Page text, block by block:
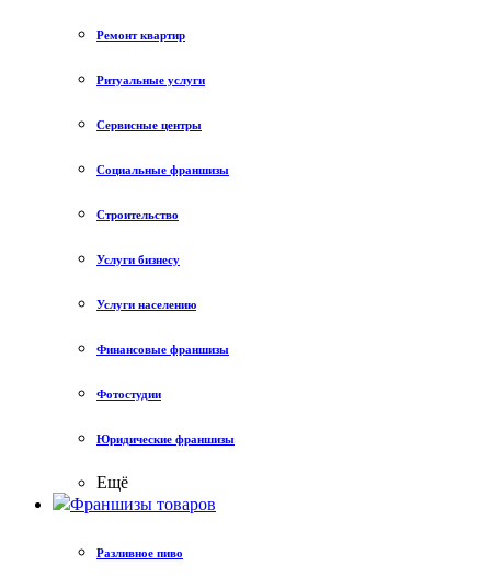
Ремонт квартир
Ритуальные услуги
Сервисные центры
Социальные франшизы
Строительство
Услуги бизнесу
Услуги населению
Финансовые франшизы
Фотостудии
Юридические франшизы
Ещё
Франшизы товаров
Разливное пиво